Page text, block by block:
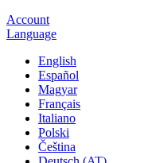
Account
Language
English
Español
Magyar
Français
Italiano
Polski
Čeština